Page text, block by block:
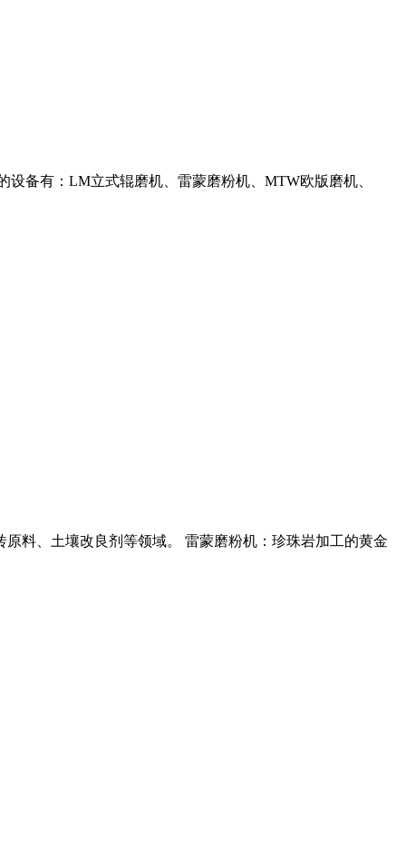
备有：LM立式辊磨机、雷蒙磨粉机、MTW欧版磨机、
料、土壤改良剂等领域。 雷蒙磨粉机：珍珠岩加工的黄金